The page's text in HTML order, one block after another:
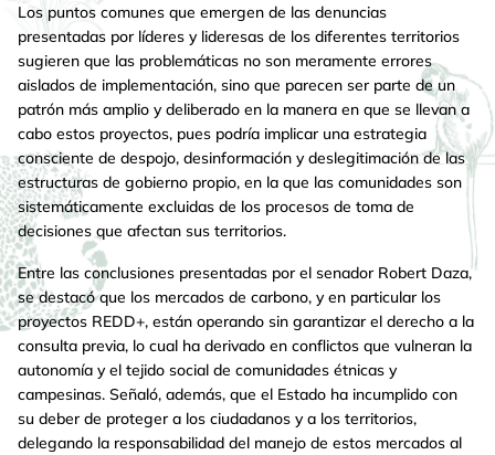
Los puntos comunes que emergen de las denuncias
presentadas por líderes y lideresas de los diferentes territorios
sugieren que las problemáticas no son meramente errores
aislados de implementación, sino que parecen ser parte de un
patrón más amplio y deliberado en la manera en que se llevan a
cabo estos proyectos, pues podría implicar una estrategia
consciente de despojo, desinformación y deslegitimación de las
estructuras de gobierno propio, en la que las comunidades son
sistemáticamente excluidas de los procesos de toma de
decisiones que afectan sus territorios.
Entre las conclusiones presentadas por el senador Robert Daza,
se destacó que los mercados de carbono, y en particular los
proyectos REDD+, están operando sin garantizar el derecho a la
consulta previa, lo cual ha derivado en conflictos que vulneran la
autonomía y el tejido social de comunidades étnicas y
campesinas. Señaló, además, que el Estado ha incumplido con
su deber de proteger a los ciudadanos y a los territorios,
delegando la responsabilidad del manejo de estos mercados al